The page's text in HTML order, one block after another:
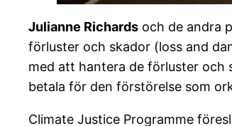
Julianne Richards och de andra
förluster och skador (loss and
med att hantera de förluster och
betala för den förstörelse som
Climate Justice Programme